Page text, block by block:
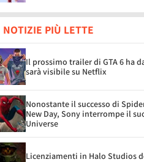
NOTIZIE PIÙ LETTE
Il prossimo trailer di GTA 6 ha
sarà visibile su Netflix
Nonostante il successo di
New Day, Sony interrompe il
Universe
Licenziamenti in Halo Studios